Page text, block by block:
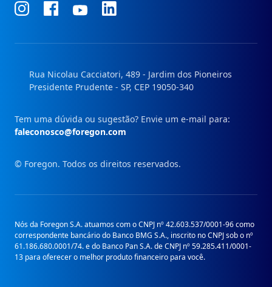
ConheçaConheçaConheçaConheça
Rua Nicolau Cacciatori, 489 - Jardim dos Pioneiros
Presidente Prudente - SP, CEP 19050-340
Tem uma dúvida ou sugestão? Envie um e-mail para:
faleconosco@foregon.com
© Foregon. Todos os direitos reservados.
Nós da Foregon S.A. atuamos com o CNPJ nº 42.603.537/0001-96 como
correspondente bancário do Banco BMG S.A., inscrito no CNPJ sob o nº
61.186.680.0001/74. e do Banco Pan S.A. de CNPJ nº 59.285.411/0001-
13 para oferecer o melhor produto financeiro para você.